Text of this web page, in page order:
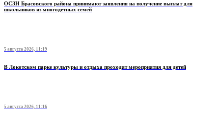
ОСЗН Брасовского района принимают заявления на получение выплат для
школьников из многодетных семей
5 августа 2026, 11:19
В Локотском парке культуры и отдыха проходят мероприятия для детей
5 августа 2026, 11:16